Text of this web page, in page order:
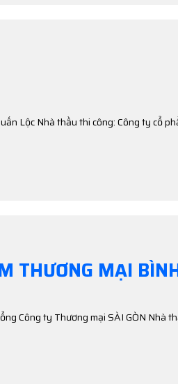
Lộc Nhà thầu thi công: Công ty cổ
THƯƠNG MẠI
Công ty Thương mại SÀI GÒN Nhà